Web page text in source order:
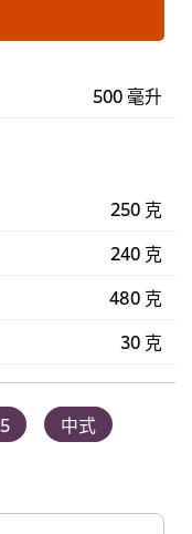
500 毫升
250 克
240 克
480 克
30 克
中式